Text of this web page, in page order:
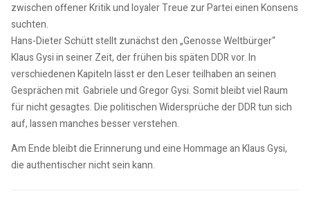
zwischen offener Kritik und loyaler Treue zur Partei einen Konsens
suchten.
Hans-Dieter Schütt stellt zunächst den „Genosse Weltbürger“
Klaus Gysi in seiner Zeit, der frühen bis späten DDR vor. In
verschiedenen Kapiteln lässt er den Leser teilhaben an seinen
Gesprächen mit Gabriele und Gregor Gysi. Somit bleibt viel Raum
für nicht gesagtes. Die politischen Widersprüche der DDR tun sich
auf, lassen manches besser verstehen.
Am Ende bleibt die Erinnerung und eine Hommage an Klaus Gysi,
die authentischer nicht sein kann.